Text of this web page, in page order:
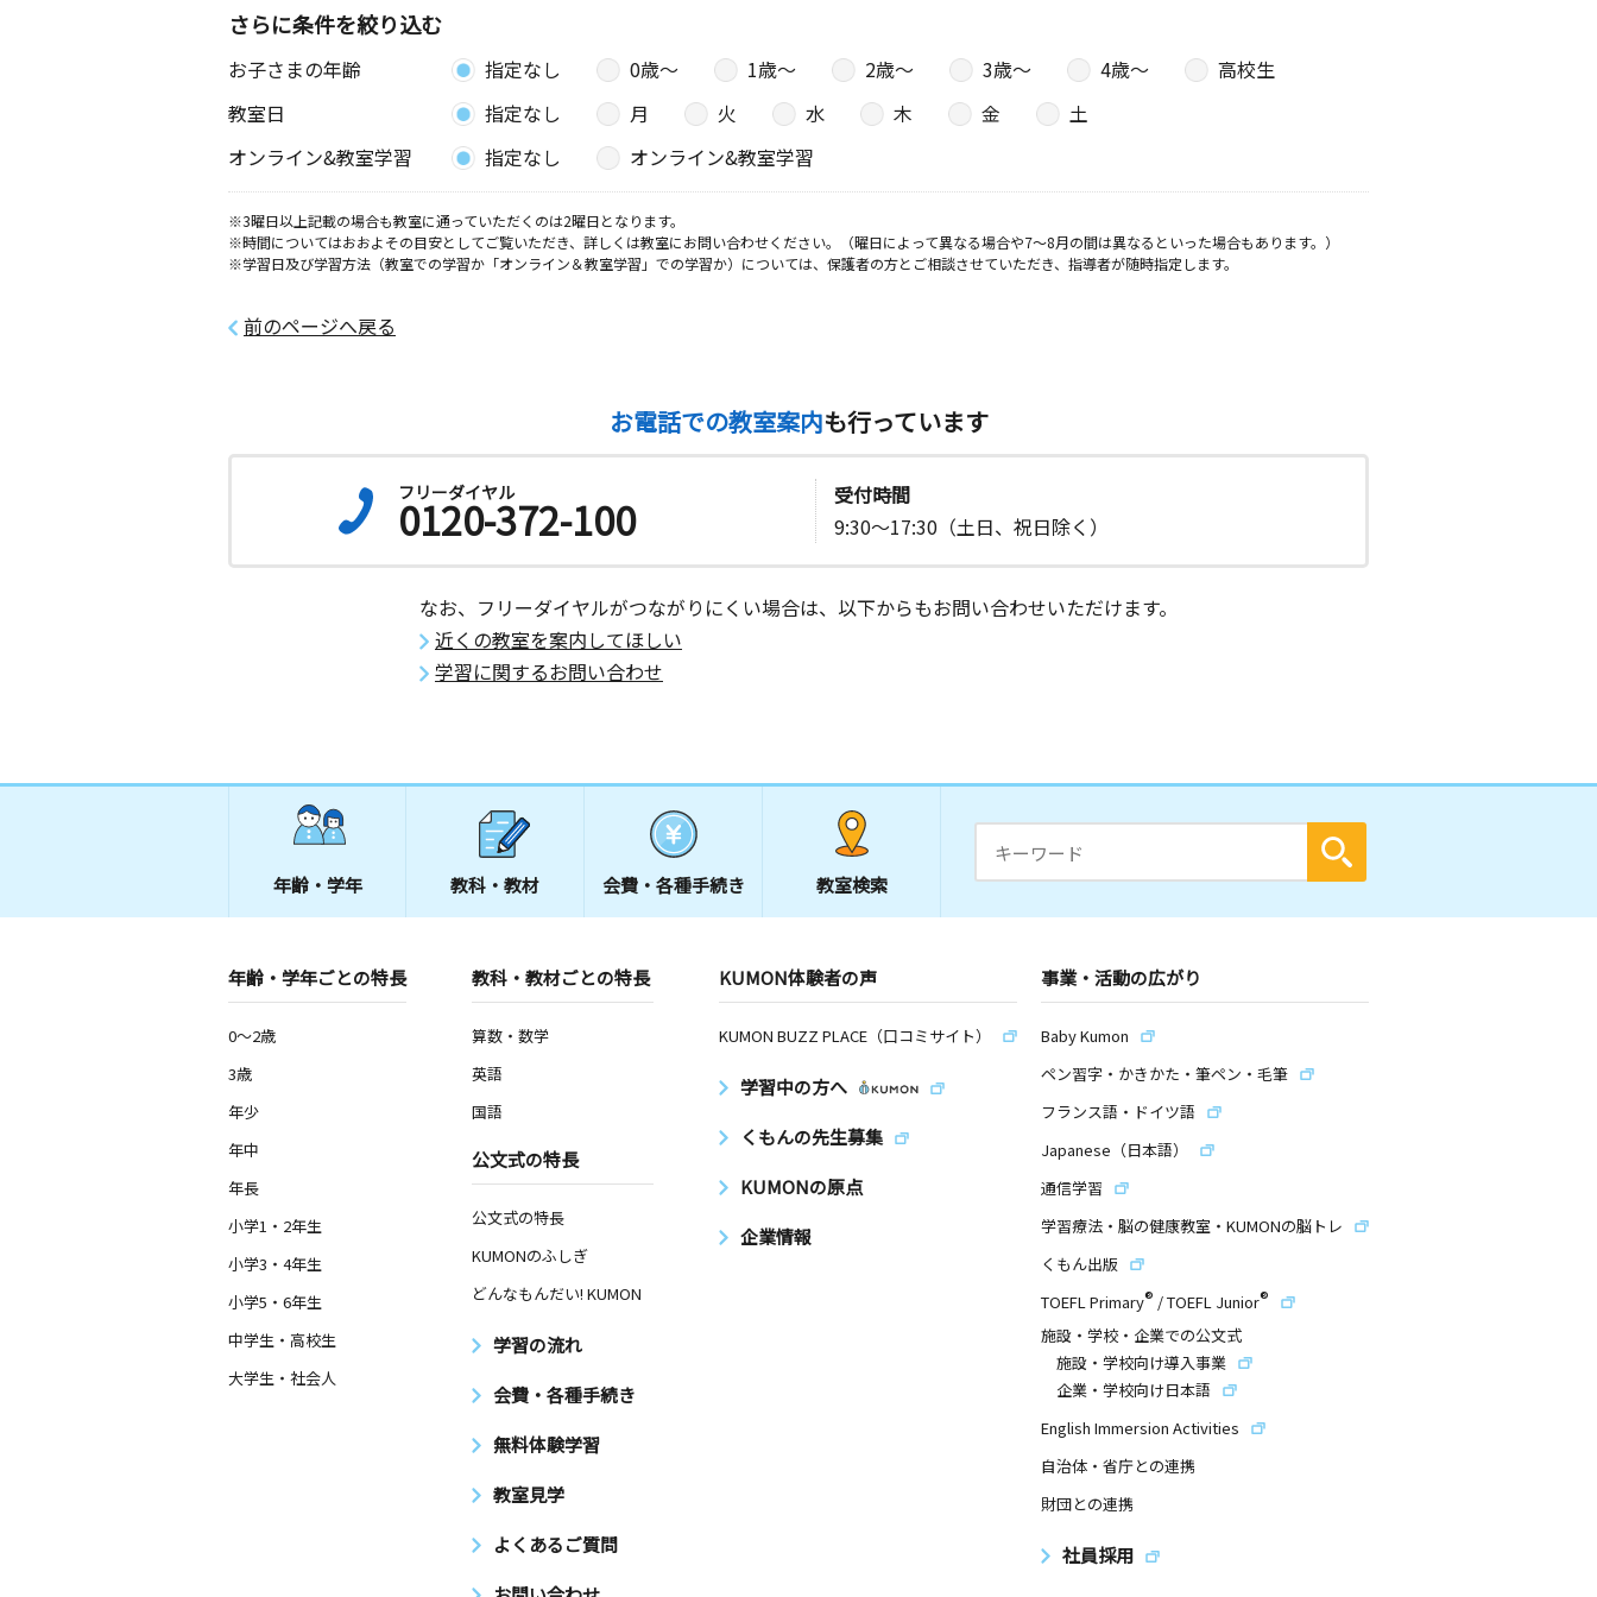
さらに条件を絞り込む
お子さまの年齢 指定なし 0歳〜 1歳〜 2歳〜 3歳〜 4歳〜
高校生
教室日
指定なし 月 火 水 木 金
土
オンライン&教室学習
指定なし オンライン&教室学習
※3曜日以上記載の場合も教室に通っていただくのは2曜日となります。
※時間についてはおおよその目安としてご覧いただき、詳しくは教室にお問い合わせください。（曜日によって異なる場合や7～8月の間は異なるといった場合もあります。）
※学習日及び学習方法（教室での学習か「オンライン＆教室学習」での学習か）については、保護者の方とご相談させていただき、指導者が随時指定します。
前のページへ戻る
お電話での教室案内も行っています
フリーダイヤル
0120-372-100
受付時間
9:30～17:30（土日、祝日除く）
なお、フリーダイヤルがつながりにくい場合は、以下からもお問い合わせいただけます。
近くの教室を案内してほしい
学習に関するお問い合わせ
年齢・学年 教科・教材 会費・ 各種手続き 教室検索
年齢・学年ごとの特長
0～2歳
3歳
年少
年中
年長
小学1・2年生
小学3・4年生
小学5・6年生
中学生・高校生
大学生・社会人
教科・教材ごとの特長
算数・数学
英語
国語
公文式の特長
公文式の特長
KUMONのふしぎ
どんなもんだい! KUMON
学習の流れ
会費・各種手続き
無料体験学習
教室見学
よくあるご質問
KUMON体験者の声
KUMON BUZZ PLACE（口コミサイト）
学習中の方へ
くもんの先生募集
KUMONの原点
企業情報
事業・活動の広がり
Baby Kumon
ペン習字・かきかた・筆ペン・毛筆
フランス語・ドイツ語
Japanese（日本語）
通信学習
学習療法・脳の健康教室・KUMONの脳トレ
くもん出版
TOEFL Primary® /TOEFL Junior®
施設・学校・企業での公文式
施設・学校向け導入事業
企業・学校向け日本語
English Immersion Activities
自治体・省庁との連携
財団との連携
社員採用